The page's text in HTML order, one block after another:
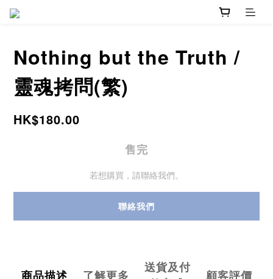
Nothing but the Truth /
靈魂拷問(繁)
HK$180.00
售完
若想購買，請聯絡我們。
聯絡我們
商品描述 了解更多
送貨及付
顧客評價